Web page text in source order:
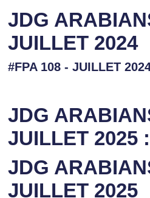
JDG
JUILLET 2024
#FPA 108 - JUILLET
JDG
JUILLET 2025 :
JDG
JUILLET 2025